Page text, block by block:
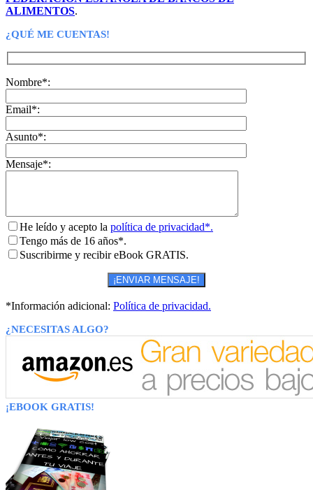
ALIMENTOS.
¿QUÉ ME CUENTAS!
Nombre*:
Email*:
Asunto*:
Mensaje*:
He leído y acepto la política de privacidad*.
Tengo más de 16 años*.
Suscribirme y recibir eBook GRATIS.
*Información adicional: Política de privacidad.
¿NECESITAS ALGO?
¡EBOOK GRATIS!